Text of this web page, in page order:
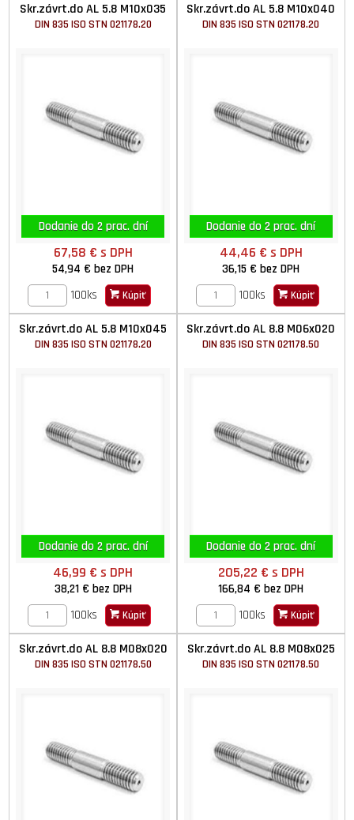
Skr.závrt.do AL 5.8 M10x035
DIN 835 ISO STN 021178.20
Dodanie do 2 prac. dní
67,58 € s DPH
54,94 €bez DPH
100ks
Kúpiť
Skr.závrt.do AL 5.8 M10x040
DIN 835 ISO STN 021178.20
Dodanie do 2 prac. dní
44,46 € s DPH
36,15 €bez DPH
100ks
Kúpiť
Skr.závrt.do AL 5.8 M10x045
DIN 835 ISO STN 021178.20
Dodanie do 2 prac. dní
46,99 €s DPH
38,21 € bez DPH
100ks
Kúpiť
Skr.závrt.do AL 8.8 M06x020
DIN 835 ISO STN 021178.50
Dodanie do 2 prac. dní
205,22 € s DPH
166,84 €bez DPH
100ks
Kúpiť
Skr.závrt.do AL 8.8 M08x020
DIN 835 ISO STN 021178.50
Skr.závrt.do AL 8.8 M08x025
DIN 835 ISO STN 021178.50